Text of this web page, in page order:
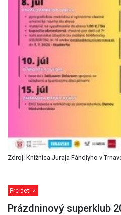
Zdroj: Knižnica Juraja Fándlyho v
Pre deti >
Prázdninový superklub